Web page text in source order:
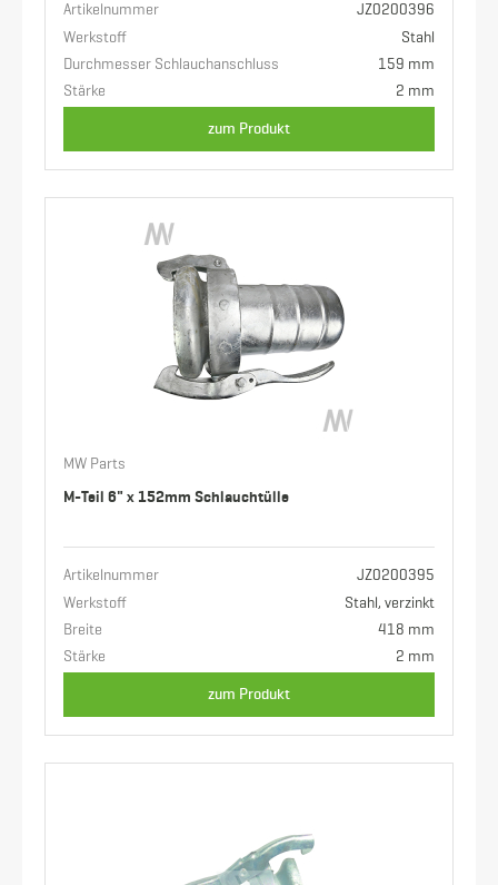
Artikelnummer
JZ0200396
Werkstoff
Stahl
Durchmesser Schlauchanschluss
159 mm
Stärke
2 mm
zum Produkt
MW Parts
M-Teil 6" x 152mm Schlauchtülle
Artikelnummer
JZ0200395
Werkstoff
Stahl, verzinkt
Breite
418 mm
Stärke
2 mm
zum Produkt